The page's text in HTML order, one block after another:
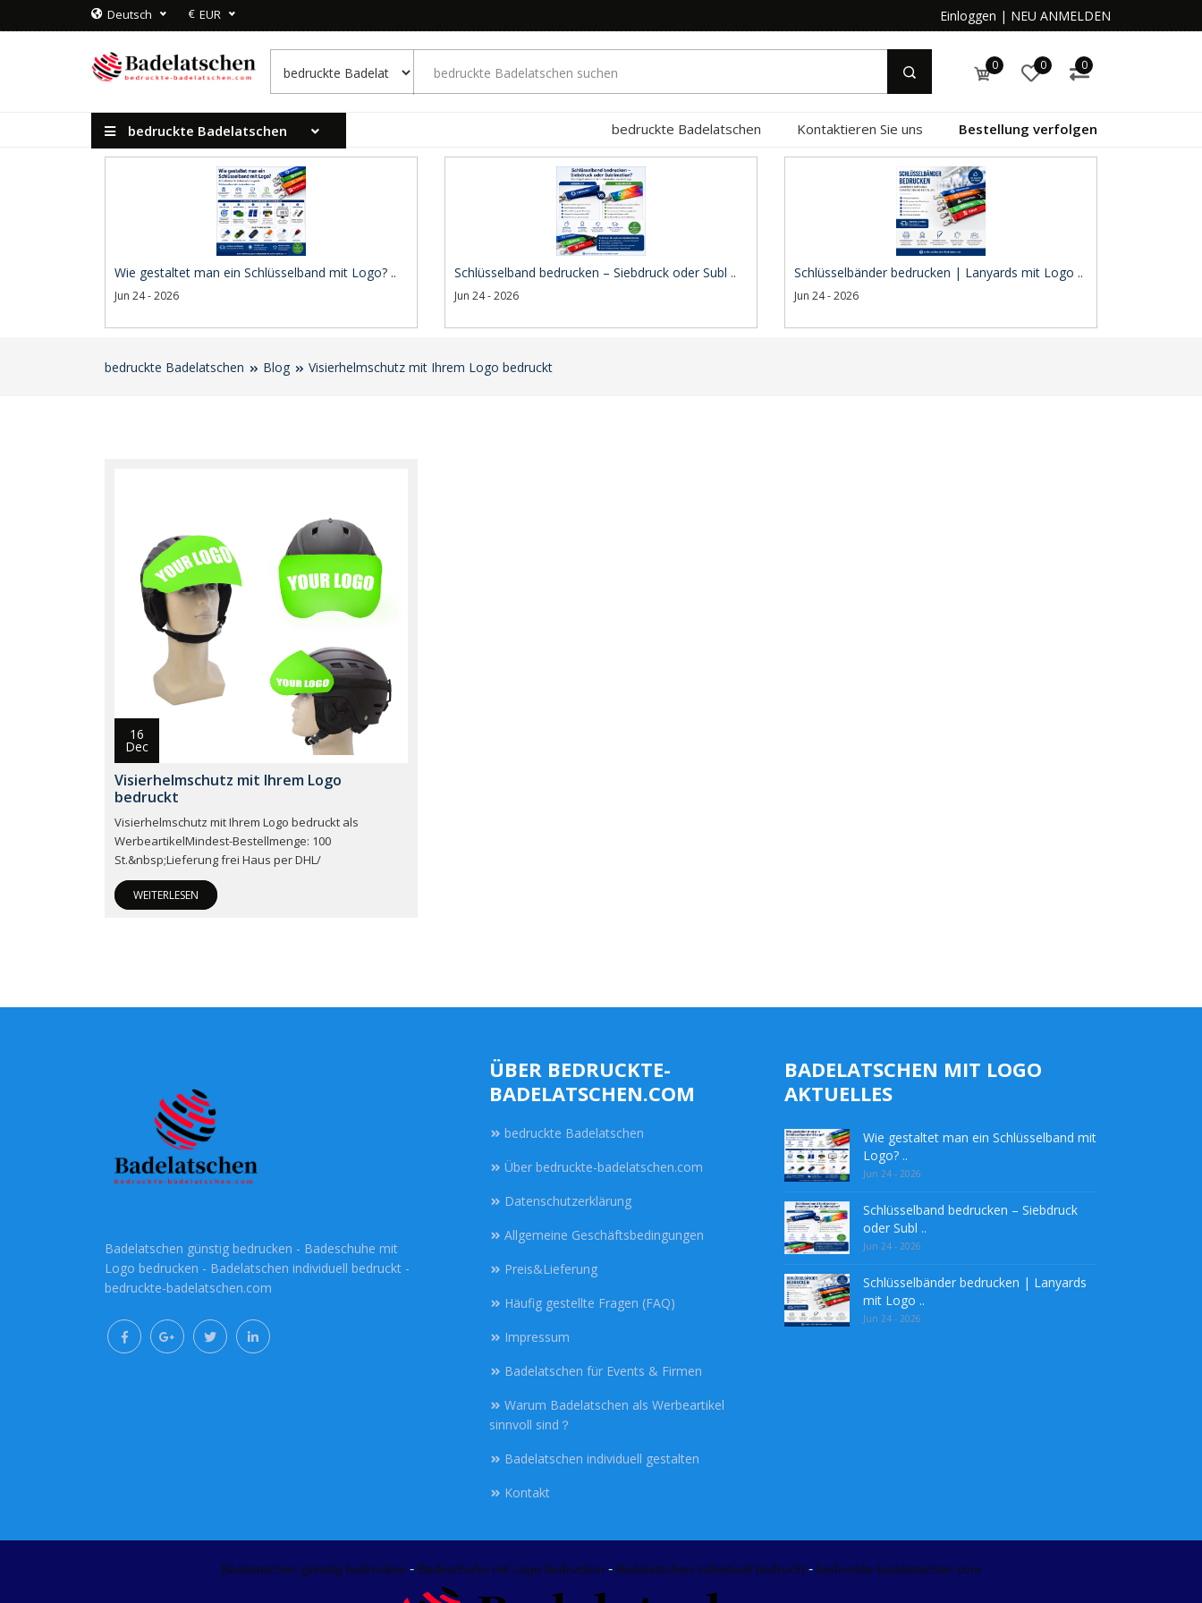
Deutsch € EUR Einloggen | NEU ANMELDEN
0 0 0
bedruckte Badelatschen bedruckte Badelatschen Kontaktieren Sie uns Bestellung verfolgen
Wie gestaltet man ein Schlüsselband mit Logo? ..
Jun 24 - 2026
Schlüsselband bedrucken – Siebdruck oder Subl ..
Jun 24 - 2026
Schlüsselbänder bedrucken | Lanyards mit Logo ..
Jun 24 - 2026
bedruckte Badelatschen Blog Visierhelmschutz mit Ihrem Logo bedruckt
16
Dec
Visierhelmschutz mit Ihrem Logo
bedruckt
Visierhelmschutz mit Ihrem Logo bedruckt als
WerbeartikelMindest-Bestellmenge: 100
St.&nbsp;Lieferung frei Haus per DHL/
WEITERLESEN
Badelatschen günstig bedrucken - Badeschuhe mit
Logo bedrucken - Badelatschen individuell bedruckt -
bedruckte-badelatschen.com
ÜBER BEDRUCKTE-
BADELATSCHEN.COM
bedruckte Badelatschen
Über bedruckte-badelatschen.com
Datenschutzerklärung
Allgemeine Geschäftsbedingungen
Preis&Lieferung
Häufig gestellte Fragen (FAQ)
Impressum
Badelatschen für Events & Firmen
Warum Badelatschen als Werbeartikel
sinnvoll sind？
Badelatschen individuell gestalten
Kontakt
BADELATSCHEN MIT LOGO
AKTUELLES
Wie gestaltet man ein Schlüsselband mit
Logo? ..
Jun 24 - 2026
Schlüsselband bedrucken – Siebdruck
oder Subl ..
Jun 24 - 2026
Schlüsselbänder bedrucken | Lanyards
mit Logo ..
Jun 24 - 2026
Badelatschen günstig bedrucken - Badeschuhe mit Logo bedrucken - Badelatschen individuell bedruckt - bedruckte-badelatschen.com